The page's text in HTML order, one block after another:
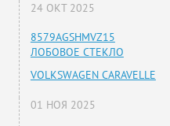
24 ОКТ 2025
8579AGSHMVZ15
ЛОБОВОЕ СТЕКЛО
VOLKSWAGEN CARAVELLE
01 НОЯ 2025